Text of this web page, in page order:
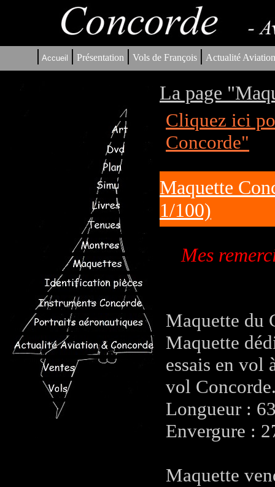
| Accueil | Présentation | Vols de François | Actualité
La page
Cliquez ici
Concorde"
Maquette
1/100)
Mes
Maquette du
Maquette
essais en
vol
Longueur :
Envergure :
Maquette